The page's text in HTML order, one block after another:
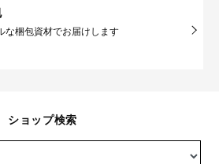
な梱包資材でお届けします
ショップ検索